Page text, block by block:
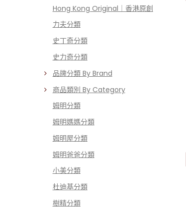
Hong Kong Original｜香港原創
力夫分類
史丁奇分類
史力奇分類
品牌分類 By Brand
商品類別 By Category
姆明分類
姆明媽媽分類
姆明屋分類
姆明爸爸分類
小美分類
杜迪基分類
樹精分類